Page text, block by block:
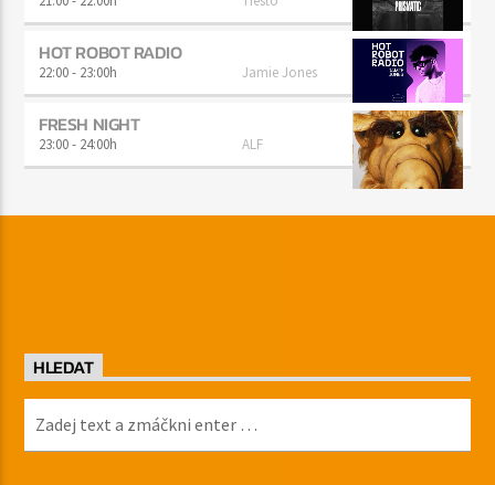
HOT ROBOT RADIO
22:00- 23:00h Jamie Jones
FRESH NIGHT
23:00- 24:00h ALF
HLEDAT